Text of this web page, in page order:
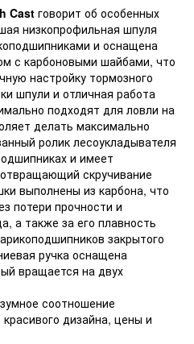
Cast говорит об особенных
низкопрофильная шпуля
и оснащена
с карбоновыми шайбами, что
настройку тормозного
шпули и отличная работа
подходят для ловли на
делать максимально
ролик лесоукладывателя
и имеет
скручивание
выполнены из карбона, что
потери прочности и
а также за его плавность
закрытого
ручка оснащена
вращается на двух
соотношение
красивого дизайна, цены и